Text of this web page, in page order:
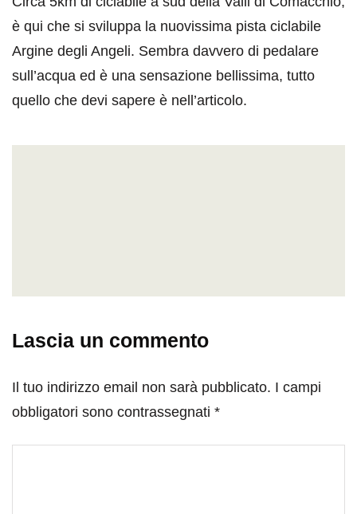
è qui che si sviluppa la nuovissima pista ciclabile
Argine degli Angeli. Sembra davvero di pedalare
sull’acqua ed è una sensazione bellissima, tutto
quello che devi sapere è nell’articolo.
Lascia un commento
Il tuo indirizzo email non sarà pubblicato. I campi
obbligatori sono contrassegnati *